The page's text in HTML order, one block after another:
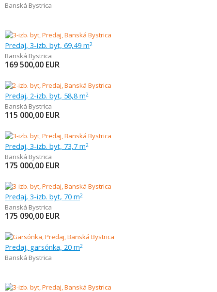
Banská Bystrica
Predaj, 3-izb. byt, 69,49 m2
Banská Bystrica
169 500,00 EUR
Predaj, 2-izb. byt, 58,8 m2
Banská Bystrica
115 000,00 EUR
Predaj, 3-izb. byt, 73,7 m2
Banská Bystrica
175 000,00 EUR
Predaj, 3-izb. byt, 70 m2
Banská Bystrica
175 090,00 EUR
Predaj, garsónka, 20 m2
Banská Bystrica